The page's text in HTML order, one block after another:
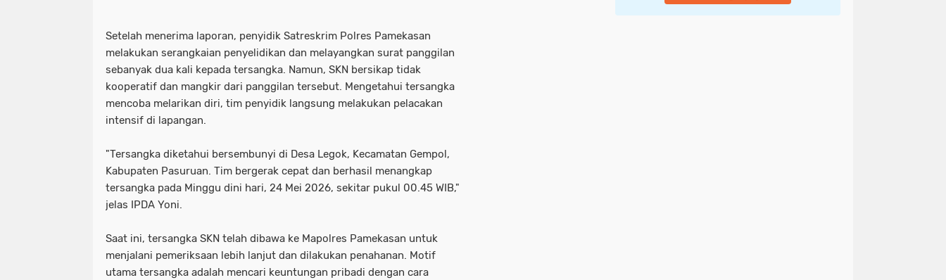
​Setelah menerima laporan, penyidik Satreskrim Polres Pamekasan
melakukan serangkaian penyelidikan dan melayangkan surat panggilan
sebanyak dua kali kepada tersangka. Namun, SKN bersikap tidak
kooperatif dan mangkir dari panggilan tersebut. ​Mengetahui tersangka
mencoba melarikan diri, tim penyidik langsung melakukan pelacakan
intensif di lapangan.
​"Tersangka diketahui bersembunyi di Desa Legok, Kecamatan Gempol,
Kabupaten Pasuruan. Tim bergerak cepat dan berhasil menangkap
tersangka pada Minggu dini hari, 24 Mei 2026, sekitar pukul 00.45 WIB,"
jelas IPDA Yoni.
​Saat ini, tersangka SKN telah dibawa ke Mapolres Pamekasan untuk
menjalani pemeriksaan lebih lanjut dan dilakukan penahanan. Motif
utama tersangka adalah mencari keuntungan pribadi dengan cara